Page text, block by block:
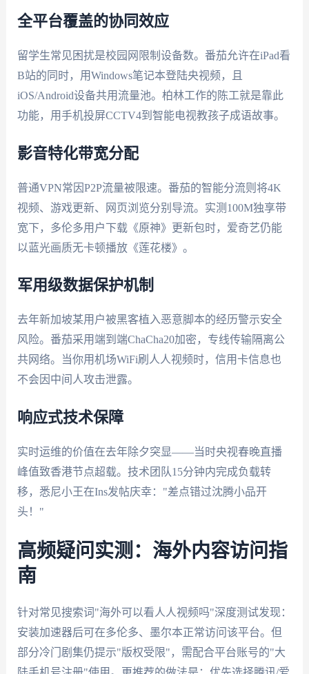
全平台覆盖的协同效应
留学生常见困扰是校园网限制设备数。番茄允许在iPad看
B站的同时，用Windows笔记本登陆央视频，且
iOS/Android设备共用流量池。柏林工作的陈工就是靠此
功能，用手机投屏CCTV4到智能电视教孩子成语故事。
影音特化带宽分配
普通VPN常因P2P流量被限速。番茄的智能分流则将4K
视频、游戏更新、网页浏览分别导流。实测100M独享带
宽下，多伦多用户下载《原神》更新包时，爱奇艺仍能
以蓝光画质无卡顿播放《莲花楼》。
军用级数据保护机制
去年新加坡某用户被黑客植入恶意脚本的经历警示安全
风险。番茄采用端到端ChaCha20加密，专线传输隔离公
共网络。当你用机场WiFi刷人人视频时，信用卡信息也
不会因中间人攻击泄露。
响应式技术保障
实时运维的价值在去年除夕突显——当时央视春晚直播
峰值致香港节点超载。技术团队15分钟内完成负载转
移，悉尼小王在Ins发帖庆幸："差点错过沈腾小品开
头！"
高频疑问实测：海外内容访问指
南
针对常见搜索词"海外可以看人人视频吗"深度测试发现：
安装加速器后可在多伦多、墨尔本正常访问该平台。但
部分冷门剧集仍提示"版权受限"，需配合平台账号的"大